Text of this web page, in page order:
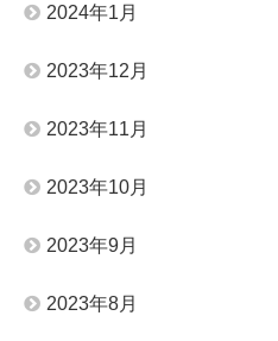
2024年1月
2023年12月
2023年11月
2023年10月
2023年9月
2023年8月